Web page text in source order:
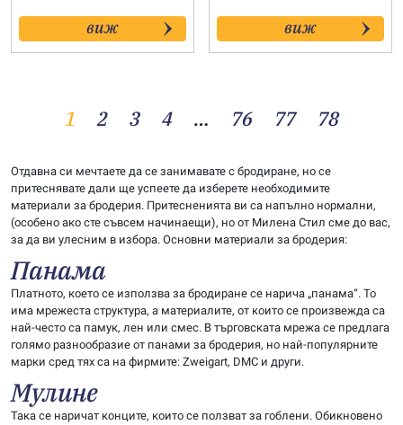
виж виж
1 2 3 4 … 76 77 78
Отдавна си мечтаете да се занимавате с бродиране, но се
притеснявате дали ще успеете да изберете необходимите
материали за бродерия. Притесненията ви са напълно нормални,
(особено ако сте съвсем начинаещи), но от Милена Стил сме до вас,
за да ви улесним в избора. Основни материали за бродерия:
Панама
Платното, което се използва за бродиране се нарича „панама“. То
има мрежеста структура, а материалите, от които се произвежда са
най-често са памук, лен или смес. В търговската мрежа се предлага
голямо разнообразие от панами за бродерия, но най-популярните
марки сред тях са на фирмите: Zweigart, DMC и други.
Мулине
Така се наричат конците, които се ползват за гоблени. Обикновено